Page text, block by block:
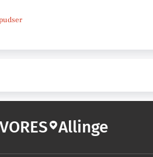
VORES Allinge